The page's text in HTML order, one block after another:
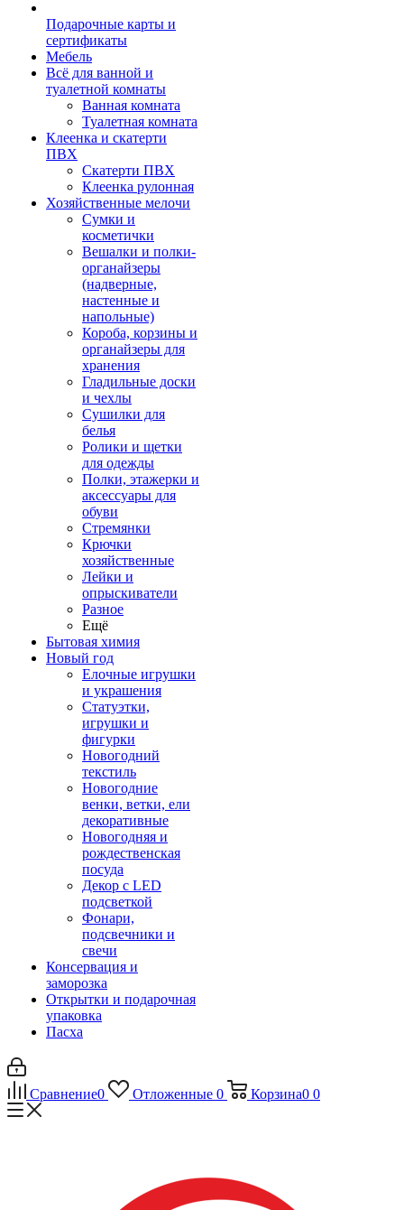
Подарочные карты и
сертификаты
Мебель
Всё для ванной и
туалетной комнаты
Ванная комната
Туалетная комната
Клеенка и скатерти
ПВХ
Скатерти ПВХ
Клеенка рулонная
Хозяйственные мелочи
Сумки и
косметички
Вешалки и полки-
органайзеры
(надверные,
настенные и
напольные)
Короба, корзины и
органайзеры для
хранения
Гладильные доски
и чехлы
Сушилки для
белья
Ролики и щетки
для одежды
Полки, этажерки и
аксессуары для
обуви
Стремянки
Крючки
хозяйственные
Лейки и
опрыскиватели
Разное
Ещё
Бытовая химия
Новый год
Елочные игрушки
и украшения
Статуэтки,
игрушки и
фигурки
Новогодний
текстиль
Новогодние
венки, ветки, ели
декоративные
Новогодняя и
рождественская
посуда
Декор с LED
подсветкой
Фонари,
подсвечники и
свечи
Консервация и
заморозка
Открытки и подарочная
упаковка
Пасха
Сравнение0 Отложенные 0 Корзина0 0